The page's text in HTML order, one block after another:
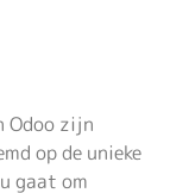
Odoo zijn
op de unieke
gaat om